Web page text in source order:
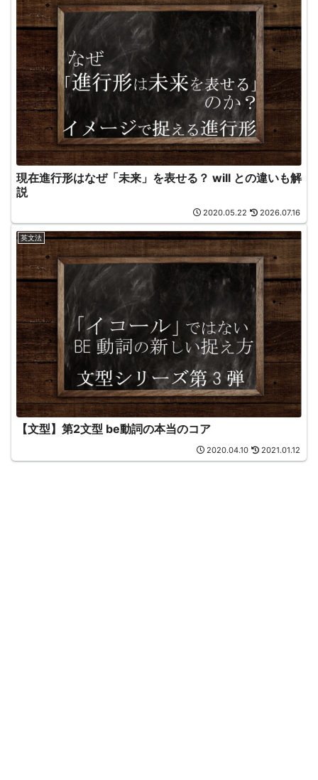
現在進行形はなぜ「未来」を表せる？ will との違いも解
説
2020.05.22 2026.07.16
英文法
【文型】第2文型 be動詞の本当のコア
2020.04.10 2021.01.12